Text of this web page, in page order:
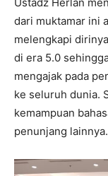
dari muktamar ini
melengkapi
di era 5.0
mengajak pada
ke seluruh dunia.
kemampuan
penunjang lainnya.